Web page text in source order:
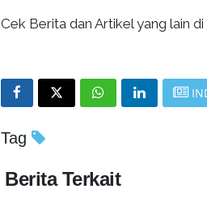
Cek Berita dan Artikel yang lain di
Tag
Berita Terkait